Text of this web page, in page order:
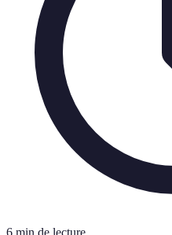
6 min de lecture